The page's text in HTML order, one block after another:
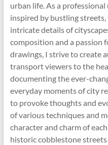
urban life. As a
inspired by bustling
intricate details of
composition and a passion
drawings, I strive to create
transport viewers to the
documenting the ever-
everyday moments of city
to provoke thoughts and
of various techniques and
character and charm of
historic cobblestone